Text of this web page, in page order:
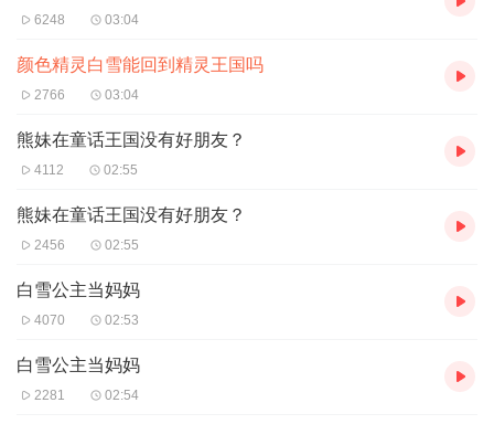
6248 03:04
颜色精灵白雪能回到精灵王国吗
2766 03:04
熊妹在童话王国没有好朋友？
4112 02:55
熊妹在童话王国没有好朋友？
2456 02:55
白雪公主当妈妈
4070 02:53
白雪公主当妈妈
2281 02:54